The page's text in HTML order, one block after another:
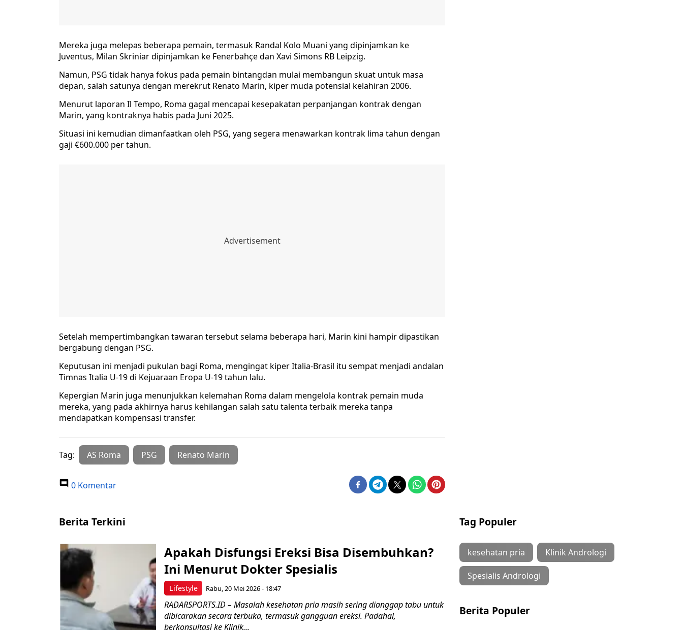
Mereka juga melepas beberapa pemain, termasuk Randal Kolo Muani yang dipinjamkan ke
Juventus, Milan Skriniar dipinjamkan ke Fenerbahçe dan Xavi Simons RB Leipzig.
Namun, PSG tidak hanya fokus pada pemain bintangdan mulai membangun skuat untuk masa
depan, salah satunya dengan merekrut Renato Marin, kiper muda potensial kelahiran 2006.
Menurut laporan Il Tempo, Roma gagal mencapai kesepakatan perpanjangan kontrak dengan
Marin, yang kontraknya habis pada Juni 2025.
Situasi ini kemudian dimanfaatkan oleh PSG, yang segera menawarkan kontrak lima tahun dengan
gaji €600.000 per tahun.
Setelah mempertimbangkan tawaran tersebut selama beberapa hari, Marin kini hampir dipastikan
bergabung dengan PSG.
Keputusan ini menjadi pukulan bagi Roma, mengingat kiper Italia-Brasil itu sempat menjadi andalan
Timnas Italia U-19 di Kejuaraan Eropa U-19 tahun lalu.
Kepergian Marin juga menunjukkan kelemahan Roma dalam mengelola kontrak pemain muda
mereka, yang pada akhirnya harus kehilangan salah satu talenta terbaik mereka tanpa
mendapatkan kompensasi transfer.
Tag: AS Roma PSG Renato Marin
0 Komentar
Berita Terkini
Lifestyle
Apakah Disfungsi Ereksi Bisa Disembuhkan?
Ini Menurut Dokter Spesialis
Rabu, 20 Mei 2026 - 18:47
RADARSPORTS.ID – Masalah kesehatan pria masih sering dianggap tabu untuk
dibicarakan secara terbuka, termasuk gangguan ereksi. Padahal,
berkonsultasi ke Klinik...
Tag Populer
kesehatan pria Klinik Andrologi
Spesialis Andrologi
Berita Populer